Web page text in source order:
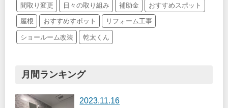
間取り変更 日々の取り組み 補助金 おすすめスポット
屋根 おすすめすポット リフォーム工事
ショールーム改装 乾太くん
月間ランキング
2023.11.16